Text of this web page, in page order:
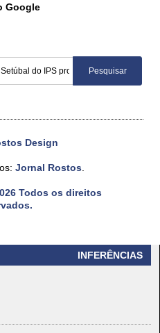
INFERÊNCIAS
Google
Design
Jornal Rostos.
Todos os direitos